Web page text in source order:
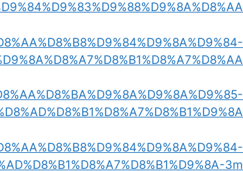
3m